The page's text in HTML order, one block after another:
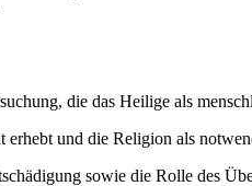
die das Heilige als
erhebt und die Religion als
sowie die Rolle des